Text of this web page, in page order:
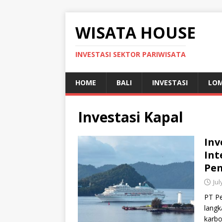
WISATA HOUSE
INVESTASI SEKTOR PARIWISATA
HOME BALI INVESTASI
Investasi Kapal
PT